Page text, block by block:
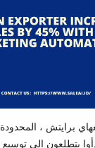
برايتش ،
يتطلعون إلى توسيع